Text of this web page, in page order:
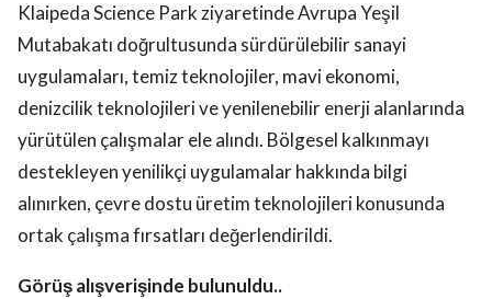
Klaipeda Science Park ziyaretinde Avrupa Yeşil
Mutabakatı doğrultusunda sürdürülebilir sanayi
uygulamaları, temiz teknolojiler, mavi ekonomi,
denizcilik teknolojileri ve yenilenebilir enerji alanlarında
yürütülen çalışmalar ele alındı. Bölgesel kalkınmayı
destekleyen yenilikçi uygulamalar hakkında bilgi
alınırken, çevre dostu üretim teknolojileri konusunda
ortak çalışma fırsatları değerlendirildi.
Görüş alışverişinde bulunuldu..